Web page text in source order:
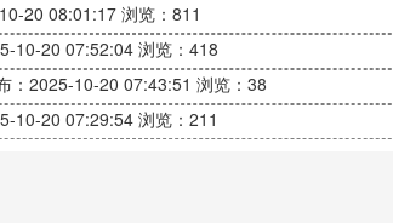
20 08:01:17浏览：811
10-20 07:52:04 浏览：418
：2025-10-20 07:43:51 浏览：38
10-20 07:29:54 浏览：211